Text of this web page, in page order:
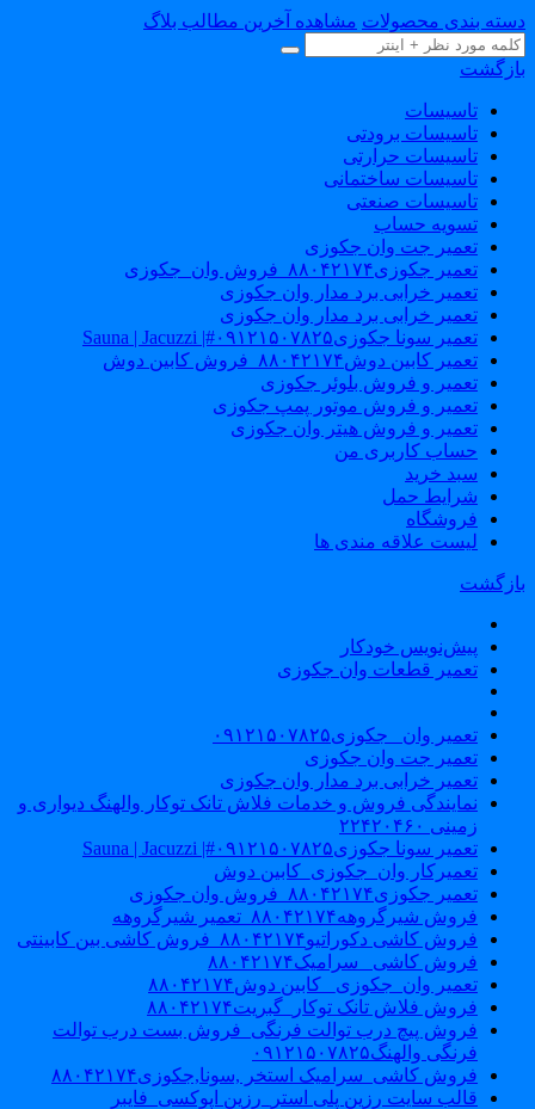
بندی محصولات مشاهده آخرین مطالب بلاگ
تاسیسات
تاسیسات برودتی
تاسیسات حرارتی
تاسیسات ساختمانی
تاسیسات صنعتی
تسویه حساب
تعمیر جت وان جکوزی
تعمیر جکوزی۸۸۰۴۲۱۷۴_فروش وان_جکوزی
تعمیر خرابی برد مدار وان جکوزی
تعمیر خرابی برد مدار وان جکوزی
تعمیر سونا جکوزی۰۹۱۲۱۵۰۷۸۲۵#| Sauna | Jacuzzi
تعمیر کابین دوش۸۸۰۴۲۱۷۴_فروش کابین دوش
تعمیر و فروش بلوئر جکوزی
تعمیر و فروش موتور پمپ جکوزی
تعمیر و فروش هیتر وان جکوزی
حساب کاربری من
سبد خرید
شرایط حمل
فروشگاه
لیست علاقه مندی ها
پیش‌نویس خودکار
تعمیر قطعات وان جکوزی
تعمیر وان _جکوزی۰۹۱۲۱۵۰۷۸۲۵
تعمیر جت وان جکوزی
تعمیر خرابی برد مدار وان جکوزی
نمایندگی فروش و خدمات فلاش تانک توکار والهنگ دیواری و
زمینی ۲۲۴۲۰۴۶۰
تعمیر سونا جکوزی۰۹۱۲۱۵۰۷۸۲۵#| Sauna | Jacuzzi
تعمیرکار وان_جکوزی_کابین دوش
تعمیر جکوزی۸۸۰۴۲۱۷۴_فروش وان جکوزی
فروش شیرگروهه۸۸۰۴۲۱۷۴_تعمیر شیرگروهه
فروش کاشی دکوراتیو۸۸۰۴۲۱۷۴_فروش کاشی بین کابینتی
فروش کاشی _سرامیک۸۸۰۴۲۱۷۴
تعمیر وان_جکوزی_ کابین دوش۸۸۰۴۲۱۷۴
فروش فلاش تانک توکار_گبریت۸۸۰۴۲۱۷۴
فروش پیچ درب توالت فرنگی_فروش بست درب توالت
فرنگی والهنگ۰۹۱۲۱۵۰۷۸۲۵
فروش کاشی_سرامیک استخر ,سونا,جکوزی۸۸۰۴۲۱۷۴
قالب سایت رزین پلی استر_رزین اپوکسی_فایبر